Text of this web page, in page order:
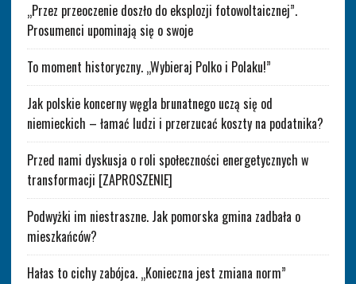
„Przez przeoczenie doszło do eksplozji fotowoltaicznej”.
Prosumenci upominają się o swoje
To moment historyczny. „Wybieraj Polko i Polaku!”
Jak polskie koncerny węgla brunatnego uczą się od
niemieckich – łamać ludzi i przerzucać koszty na podatnika?
Przed nami dyskusja o roli społeczności energetycznych w
transformacji [ZAPROSZENIE]
Podwyżki im niestraszne. Jak pomorska gmina zadbała o
mieszkańców?
Hałas to cichy zabójca. „Konieczna jest zmiana norm”